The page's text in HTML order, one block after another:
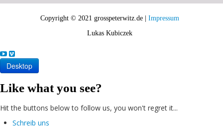
Copyright © 2021 grosspeterwitz.de | Impressum
Lukas Kubiczek
Desktop
Like what you see?
Hit the buttons below to follow us, you won't regret it...
Schreib uns